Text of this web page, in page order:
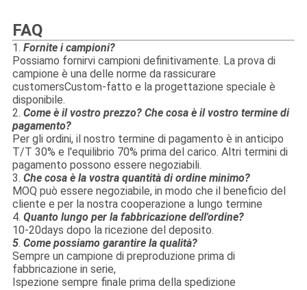
FAQ
1. Fornite i campioni?
Possiamo fornirvi campioni definitivamente. La prova di
campione è una delle norme da rassicurare
customersCustom-fatto e la progettazione speciale è
disponibile.
2. Come è il vostro prezzo? Che cosa è il vostro termine di
pagamento?
Per gli ordini, il nostro termine di pagamento è in anticipo
T/T 30% e l'equilibrio 70% prima del carico. Altri termini di
pagamento possono essere negoziabili.
3. Che cosa è la vostra quantità di ordine minimo?
MOQ può essere negoziabile, in modo che il beneficio del
cliente e per la nostra cooperazione a lungo termine
4. Quanto lungo per la fabbricazione dell'ordine?
10-20days dopo la ricezione del deposito.
5. Come possiamo garantire la qualità?
Sempre un campione di preproduzione prima di
fabbricazione in serie,
Ispezione sempre finale prima della spedizione